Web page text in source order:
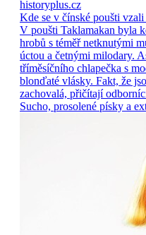
historyplus.cz
Kde se v čínské poušti
V poušti Taklamakan byla
hrobů s téměř netknutými
úctou a četnými milodary.
tříměsíčního chlapečka s
blonďaté vlásky. Fakt, že
zachovalá, přičítají
Sucho, prosolené písky a